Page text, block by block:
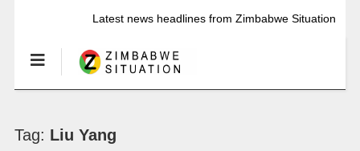
Latest news headlines from Zimbabwe Situation
Tag: Liu Yang